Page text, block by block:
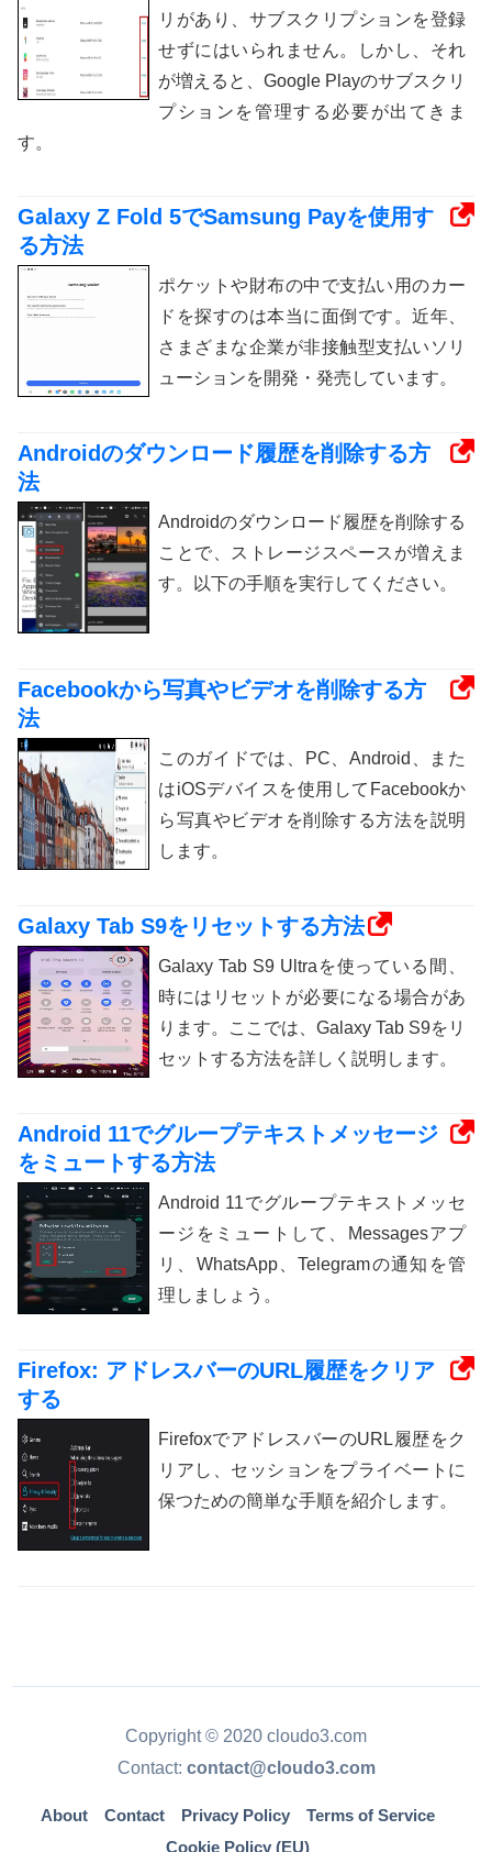
リがあり、サブスクリプションを登録
せずにはいられません。しかし、それ
が増えると、Google Playのサブスクリ
プションを管理する必要が出てきま
す。
Galaxy Z Fold 5でSamsung Payを使用す
る方法
ポケットや財布の中で支払い用のカー
ドを探すのは本当に面倒です。近年、
さまざまな企業が非接触型支払いソリ
ューションを開発・発売しています。
Androidのダウンロード履歴を削除する方
法
Androidのダウンロード履歴を削除する
ことで、ストレージスペースが増えま
す。以下の手順を実行してください。
Facebookから写真やビデオを削除する方
法
このガイドでは、PC、Android、また
はiOSデバイスを使用してFacebookか
ら写真やビデオを削除する方法を説明
します。
Galaxy Tab S9をリセットする方法
Galaxy Tab S9 Ultraを使っている間、
時にはリセットが必要になる場合があ
ります。ここでは、Galaxy Tab S9をリ
セットする方法を詳しく説明します。
Android 11でグループテキストメッセージ
をミュートする方法
Android 11でグループテキストメッセ
ージをミュートして、Messagesアプ
リ、WhatsApp、Telegramの通知を管
理しましょう。
Firefox: アドレスバーのURL履歴をクリア
する
FirefoxでアドレスバーのURL履歴をク
リアし、セッションをプライベートに
保つための簡単な手順を紹介します。
Copyright © 2020 cloudo3.com
Contact: contact@cloudo3.com
About Contact Privacy Policy
Terms of Service
Cookie Policy (EU)